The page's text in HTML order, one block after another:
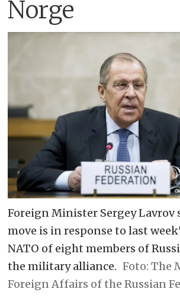
Norge
Foreign Minister Sergey Lavrov
move is in response to last
NATO of eight members of
the military alliance.
The
Foreign Affairs of the Russian